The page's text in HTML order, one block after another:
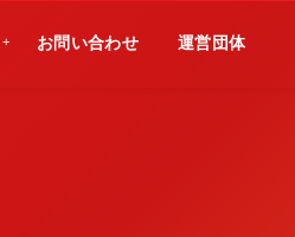
お問い合わせ 運営団体